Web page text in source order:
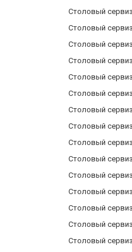
Столовый
Столовый
Столовый
Столовый
Столовый
Столовый
Столовый
Столовый
Столовый сервиз
Столовый
Столовый
Столовый
Столовый
Столовый
Столовый